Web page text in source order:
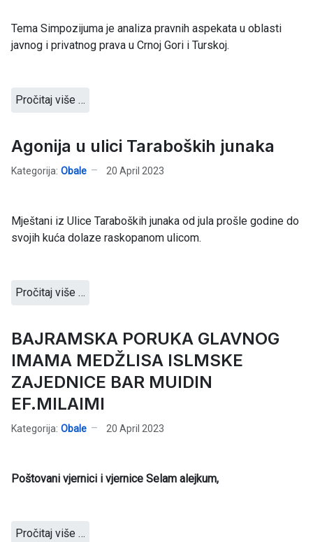
Tema Simpozijuma je analiza pravnih aspekata u oblasti
javnog i privatnog prava u Crnoj Gori i Turskoj.
Pročitaj više …
Agonija u ulici Taraboških junaka
Kategorija: Obale 20 April 2023
Mještani iz Ulice Taraboških junaka od jula prošle godine do
svojih kuća dolaze raskopanom ulicom.
Pročitaj više …
BAJRAMSKA PORUKA GLAVNOG
IMAMA MEDŽLISA ISLMSKE
ZAJEDNICE BAR MUIDIN
EF.MILAIMI
Kategorija: Obale 20 April 2023
Poštovani vjernici i vjernice Selam alejkum,
Pročitaj više …